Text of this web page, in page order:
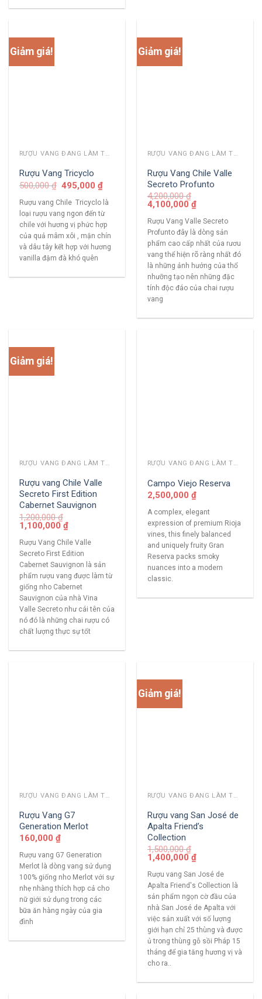
Giảm giá!
RƯỢU VANG ĐANG LÀM THỊ TRƯỜNG
Rượu Vang Tricyclo
500,000₫ 495,000₫
Rượu vang Chile Tricyclo là
loại rượu vang ngon đến từ
chile với hương vị phức hợp
của quả mâm xôi , mận chín
và dâu tây kết hợp với hương
vanilla đậm đà khó quên
Giảm giá!
RƯỢU VANG ĐANG LÀM THỊ TRƯỜNG
Rượu Vang Chile Valle
Secreto Profunto
4,200,000₫
4,100,000₫
Rượu Vang Valle Secreto
Profunto đây là dòng sản
phẩm cao cấp nhất của rươu
vang thể hiện rõ ràng nhất đó
là những ảnh hưởng của thổ
nhưỡng tạo nên những đặc
tính độc đáo của chai rượu
vang
Giảm giá!
RƯỢU VANG ĐANG LÀM THỊ TRƯỜNG
Rượu vang Chile Valle
Secreto First Edition
Cabernet Sauvignon
1,200,000₫
1,100,000₫
Rượu Vang Chile Valle
Secreto First Edition
Cabernet Sauvignon là sản
phẩm rượu vang được làm từ
giống nho Cabernet
Sauvignon của nhà Vina
Valle Secreto như cái tên của
nó đó là những chai rượu có
chất lượng thực sự tốt
RƯỢU VANG ĐANG LÀM THỊ TRƯỜNG
Campo Viejo Reserva
2,500,000 ₫
A complex, elegant
expression of premium Rioja
vines, this finely balanced
and uniquely fruity Gran
Reserva packs smoky
nuances into a modern
classic.
RƯỢU VANG ĐANG LÀM THỊ TRƯỜNG
Rượu Vang G7
Generation Merlot
160,000 ₫
Rượu vang G7 Generation
Merlot là dòng vang sử dụng
100% giống nho Merlot với sự
nhẹ nhàng thích hợp cả cho
nữ giới sử dụng trong các
bữa ăn hàng ngày của gia
đình
Giảm giá!
RƯỢU VANG ĐANG LÀM THỊ TRƯỜNG
Rượu vang San José de
Apalta Friend’s
Collection
1,500,000₫
1,400,000₫
Rượu vang San José de
Apalta Friend's Collection là
sản phẩm ngọn cờ đầu của
nhà San José de Apalta với
việc sản xuất với số lượng
giới hạn chỉ 25 thùng và được
ủ trong thùng gỗ sồi Pháp 15
tháng để gia tăng hương vị và
cho ra..